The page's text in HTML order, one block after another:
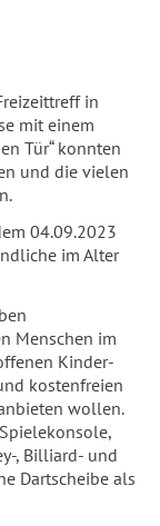
in
mit einem
Tür“ konnten
und die vielen
04.09.2023
im Alter
Menschen im
Kinder-
kostenfreien
wollen.
, Billiard- und
Dartscheibe als